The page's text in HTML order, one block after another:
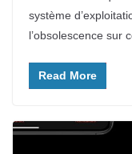
système
l’obsolescence sur
Read More